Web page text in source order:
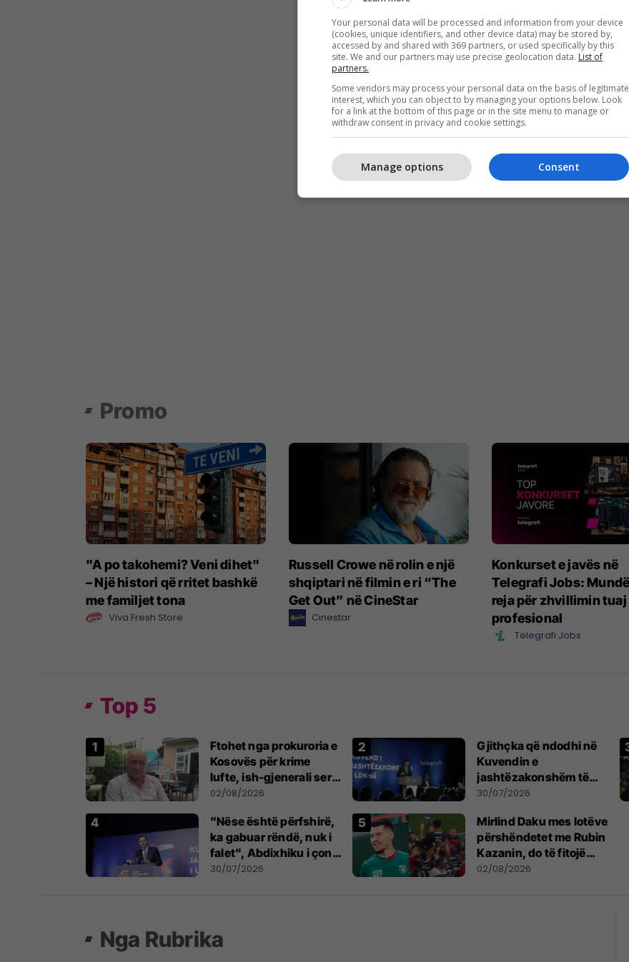
Your personal data will be processed and information from your device
(cookies, unique identifiers, and other device data) may be stored by,
accessed by and shared with 369 partners, or used specifically by this
site. We and our partners may use precise geolocation data. List of
partners.
Some vendors may process your personal data on the basis of legitimate
interest, which you can object to by managing your options below. Look
for a link at the bottom of this page or in the site menu to manage or
withdraw consent in privacy and cookie settings.
Consent
Manage options